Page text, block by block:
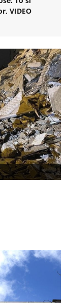
VIDEO